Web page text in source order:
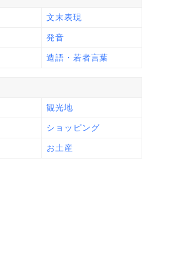
文末表現
発音
造語・若者言葉
観光地
ショッピング
お土産